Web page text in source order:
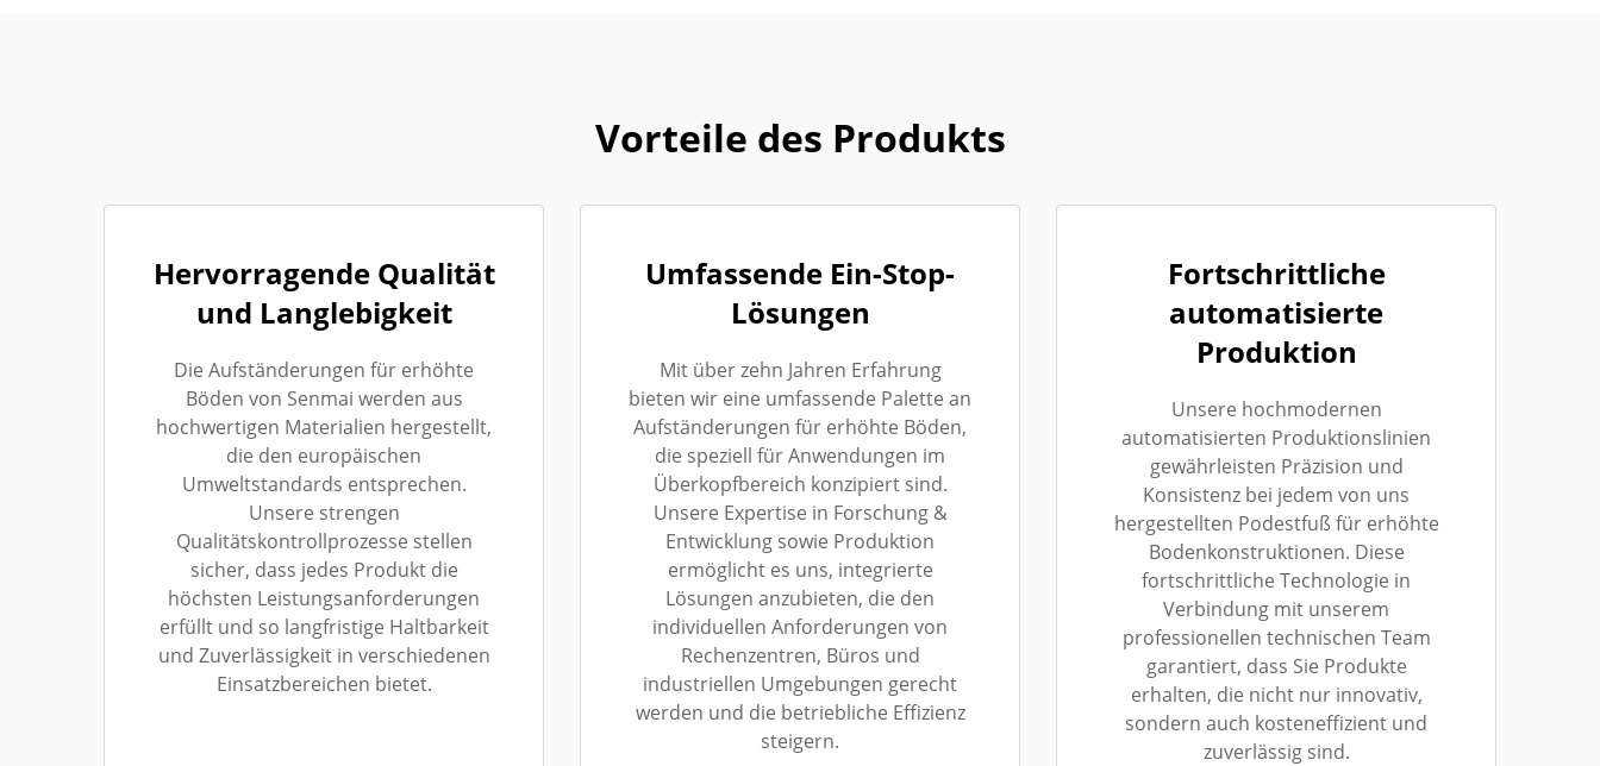
Vorteile des Produkts
Hervorragende Qualität
und Langlebigkeit
Die Aufständerungen für erhöhte
Böden von Senmai werden aus
hochwertigen Materialien hergestellt,
die den europäischen
Umweltstandards entsprechen.
Unsere strengen
Qualitätskontrollprozesse stellen
sicher, dass jedes Produkt die
höchsten Leistungsanforderungen
erfüllt und so langfristige Haltbarkeit
und Zuverlässigkeit in verschiedenen
Einsatzbereichen bietet.
Umfassende Ein-Stop-
Lösungen
Mit über zehn Jahren Erfahrung
bieten wir eine umfassende Palette an
Aufständerungen für erhöhte Böden,
die speziell für Anwendungen im
Überkopfbereich konzipiert sind.
Unsere Expertise in Forschung &
Entwicklung sowie Produktion
ermöglicht es uns, integrierte
Lösungen anzubieten, die den
individuellen Anforderungen von
Rechenzentren, Büros und
industriellen Umgebungen gerecht
werden und die betriebliche Effizienz
steigern.
Fortschrittliche
automatisierte
Produktion
Unsere hochmodernen
automatisierten Produktionslinien
gewährleisten Präzision und
Konsistenz bei jedem von uns
hergestellten Podestfuß für erhöhte
Bodenkonstruktionen. Diese
fortschrittliche Technologie in
Verbindung mit unserem
professionellen technischen Team
garantiert, dass Sie Produkte
erhalten, die nicht nur innovativ,
sondern auch kosteneffizient und
zuverlässig sind.